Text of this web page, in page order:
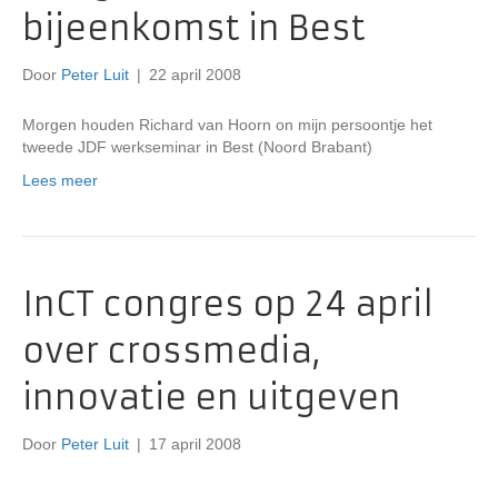
bijeenkomst in Best
Door Peter Luit | 22 april 2008
Morgen houden Richard van Hoorn on mijn persoontje het
tweede JDF werkseminar in Best (Noord Brabant)
Lees meer
InCT congres op 24 april
over crossmedia,
innovatie en uitgeven
Door Peter Luit | 17 april 2008